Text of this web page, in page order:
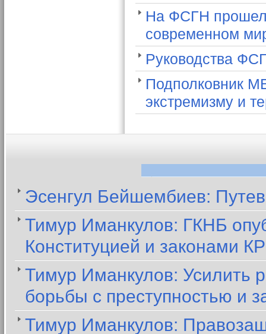
На ФСГН прошел
современном
Руководства
Подполковник
экстремизму и
Эсенгул Бейшембиев:
Тимур Иманкулов: ГКНБ
Конституцией и законами КР
Тимур Иманкулов: Усилить
борьбы с преступностью и
Тимур Иманкулов: